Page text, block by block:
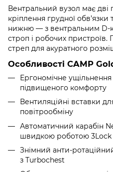
Вентральний вузол має дві
кріплення грудної
нижню — з вентральним D-
строп і робочих
стреп для акуратного
Особливостi CAMP
Ергономічне
підвищеного комфорту
Вентиляційні вставки
повітрообміну
Автоматичний карабін
швидкою роботою 3Lock
Знімний анти-
з Turbochest